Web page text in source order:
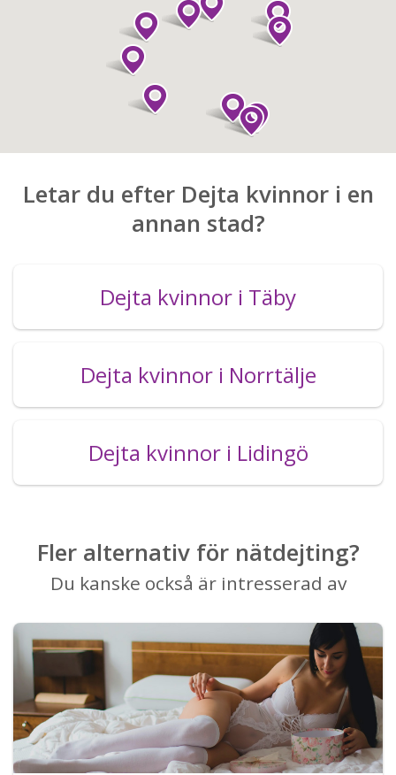
Letar du efter Dejta kvinnor i en
annan stad?
Dejta kvinnor i Täby
Dejta kvinnor i Norrtälje
Dejta kvinnor i Lidingö
Fler alternativ för nätdejting?
Du kanske också är intresserad av